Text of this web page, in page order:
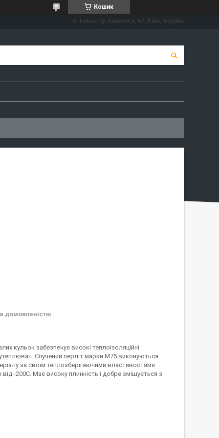
Кошик
м. Нивки пр. Перемоги, 67, Київ, Україна
домовленістю
кульок забезпечує високі теплоізоляційні
Спучений перліт марки М75 виконуються
за своїм теплозберігаючими властивостями
-200С. Має високу плинність і добре змішується з